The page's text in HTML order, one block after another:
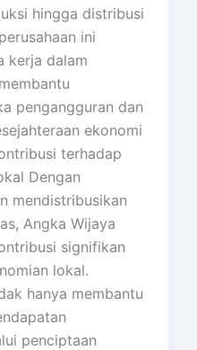
hingga distribusi
ini
kerja dalam
pengangguran dan
ekonomi
terhadap
Dengan
mendistribusikan
Angka Wijaya
signifikan
lokal.
hanya membantu
penciptaan